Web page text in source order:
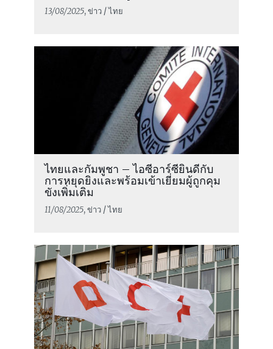
13/08/2025, ข่าว / ไทย
ไทยและกัมพูชา – ไอซีอาร์ซียินดีกับ
การหยุดยิงและพร้อมเข้าเยี่ยมผู้ถูกคุม
ขังเพิ่มเติม
11/08/2025, ข่าว / ไทย